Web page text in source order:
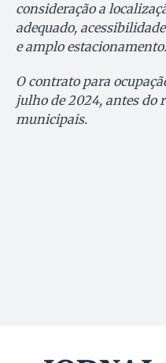
consideração a
adequado,
e amplo estacionamento.
O contrato para
julho de 2024, antes do
municipais.